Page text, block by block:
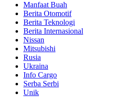
Manfaat Buah
Berita Otomotif
Berita Teknologi
Berita Internasional
Nissan
Mitsubishi
Rusia
Ukraina
Info Cargo
Serba Serbi
Unik